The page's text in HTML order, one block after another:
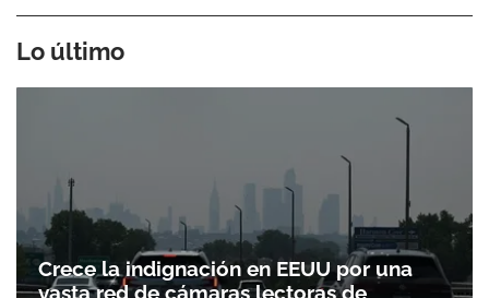
Lo último
Crece la indignación en EEUU por una
vasta red de cámaras lectoras de